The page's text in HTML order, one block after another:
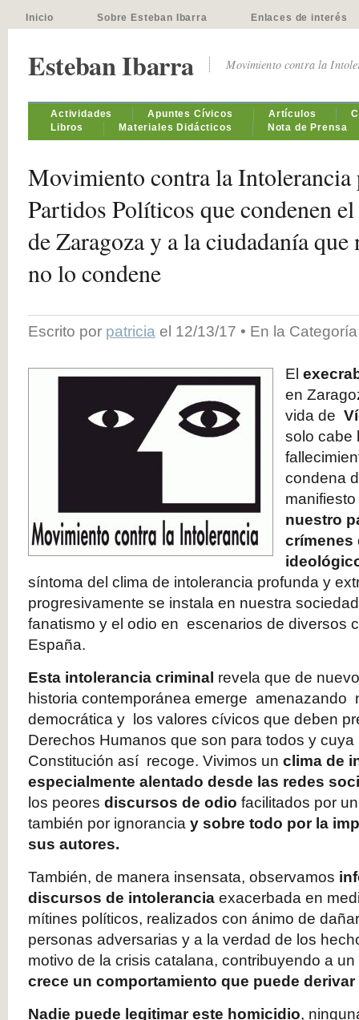
Inicio Sobre Esteban Ibarra Enlaces de interés
Esteban Ibarra Movimiento contra la
Actividades Apuntes Cívicos Artículos
Libros
Materiales Didácticos Nota de Prensa
Movimiento contra la Intolerancia
Partidos Políticos que condenen
de Zaragoza y a la ciudadanía que
no lo condene
Escrito por patricia el 12/13/17 • En la
El
en
vida de
solo cabe
condena
nuestro
crímenes
síntoma del clima de intolerancia profunda y
progresivamente se instala en nuestra
fanatismo y el odio en escenarios de diversos
España.
Esta intolerancia criminal revela que de
historia contemporánea emerge amenazando
democrática y los valores cívicos que deben
Derechos Humanos que son para todos y
Constitución así recoge. Vivimos un clima de
especialmente alentado desde las redes
los peores discursos de odio facilitados por
también por ignorancia y sobre todo por la
sus autores.
También, de manera insensata, observamos
discursos de intolerancia exacerbada en
mítines políticos, realizados con ánimo de
personas adversarias y a la verdad de los
motivo de la crisis catalana, contribuyendo a un
crece un comportamiento que puede
Nadie puede legitimar este homicidio,